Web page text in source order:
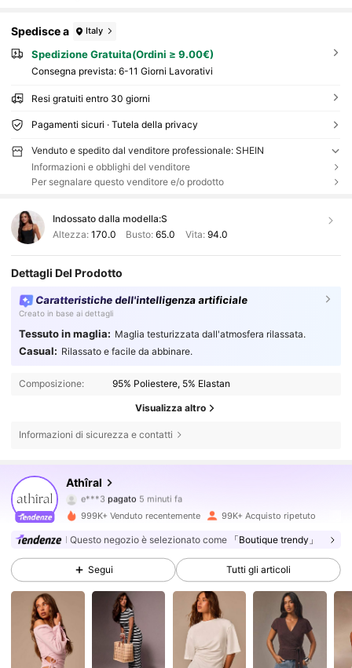
Spedisce a Italy
Spedizione Gratuita(Ordini ≥ 9.00€)
Consegna prevista: 6-11 Giorni Lavorativi
Resi gratuiti entro 30 giorni
Pagamenti sicuri · Tutela della privacy
Venduto e spedito dal venditore professionale: SHEIN
Informazioni e obblighi del venditore
Per segnalare questo venditore e/o prodotto
Indossato dalla modella:S
Altezza: 170.0 Busto:65.0 Vita: 94.0
Dettagli Del Prodotto
Caratteristiche dell'intelligenza artificiale
Creato in base ai dettagli
Tessuto in maglia: Maglia testurizzata dall'atmosfera rilassata.
Casual: Rilassato e facile da abbinare.
Composizione: 95% Poliestere, 5% Elastan
Visualizza altro
Informazioni di sicurezza e contatti
Athîral
4.78
568K Follower
e***3 pagato 5 minuti fa
a***asegue1 ore fa
4.78 568K Follower
4.78 568K Follower
568K Follower
999K+ Venduto recentemente 99K+ Acquisto ripetuto
Questo negozio è selezionato come 「Boutique trendy」
Segui Tutti gli articoli